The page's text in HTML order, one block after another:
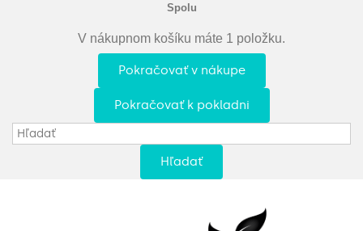
Spolu
V nákupnom košíku máte 1 položku.
Pokračovať v nákupe
Pokračovať k pokladni
Hľadať